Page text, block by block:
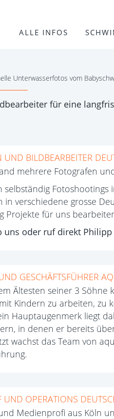
ALLE INFOS
Unterwasserfotos vom
für eine
UND BILDBEARBEITER
mehrere Fotografen
verschiedene grosse
Projekte für uns
oder ruf direkt Philipp
GESCHÄFTSFÜHRER
Ältesten seiner 3 Söhne
Kindern zu arbeiten, zu
Hauptaugenmerk liegt
in denen er bereits
wachst das Team von
OPERATIONS
Medienprofi aus Köln